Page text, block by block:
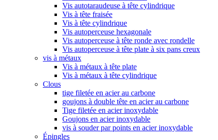
Vis autotaraudeuse à tête cylindrique
Vis à tête fraisée
Vis à tête cylindrique
Vis autoperceuse hexagonale
Vis autoperceuse à tête ronde avec rondelle
Vis autoperceuse à tête plate à six pans creux
vis à métaux
Vis à métaux à tête plate
Vis à métaux à tête cylindrique
Clous
tige filetée en acier au carbone
goujons à double tête en acier au carbone
Tige filetée en acier inoxydable
Goujons en acier inoxydable
vis à souder par points en acier inoxydable
Épingles